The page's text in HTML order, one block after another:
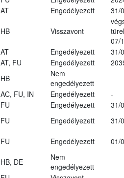
AT Engedélyezett 31/
HB Visszavont
07/
AT Engedélyezett
31/
AT, FU Engedélyezett
HB
Nem
engedélyezett
AC, FU, IN Engedélyezett
-
FU Engedélyezett
31/
FU Engedélyezett
31/
FU Engedélyezett 01/
HB, DE
Nem
engedélyezett
-